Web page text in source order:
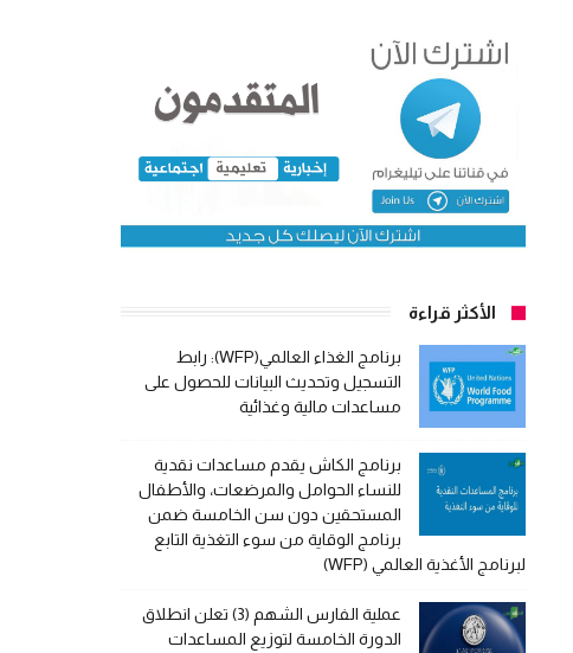
الأكثر قراءة
برنامج الغذاء العالمي(WFP): رابط
التسجيل وتحديث البيانات للحصول على
مساعدات مالية وغذائية
برنامج الكاش يقدم مساعدات نقدية
للنساء الحوامل والمرضعات، والأطفال
المستحقين دون سن الخامسة ضمن
برنامج الوقاية من سوء التغذية التابع
لبرنامج الأغذية العالمي (WFP)
عملية الفارس الشهم (3) تعلن انطلاق
الدورة الخامسة لتوزيع المساعدات